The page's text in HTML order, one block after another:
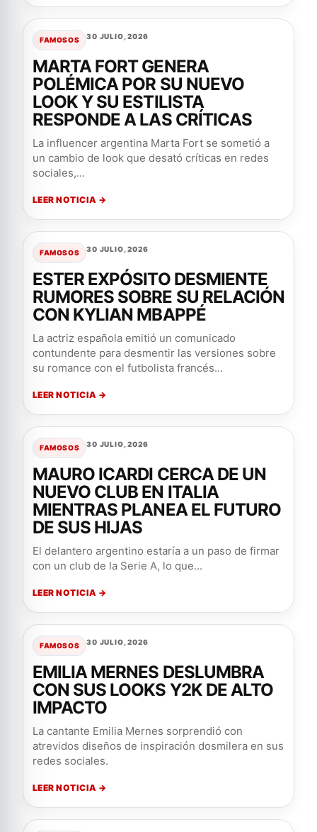
FAMOSOS 30 JULIO, 2026
MARTA FORT GENERA
POLÉMICA POR SU NUEVO
LOOK Y SU ESTILISTA
RESPONDE A LAS CRÍTICAS
La influencer argentina Marta Fort se sometió a
un cambio de look que desató críticas en redes
sociales,...
LEER NOTICIA →
FAMOSOS 30 JULIO, 2026
ESTER EXPÓSITO DESMIENTE
RUMORES SOBRE SU RELACIÓN
CON KYLIAN MBAPPÉ
La actriz española emitió un comunicado
contundente para desmentir las versiones sobre
su romance con el futbolista francés...
LEER NOTICIA →
FAMOSOS 30 JULIO, 2026
MAURO ICARDI CERCA DE UN
NUEVO CLUB EN ITALIA
MIENTRAS PLANEA EL FUTURO
DE SUS HIJAS
El delantero argentino estaría a un paso de firmar
con un club de la Serie A, lo que...
LEER NOTICIA →
FAMOSOS 30 JULIO, 2026
EMILIA MERNES DESLUMBRA
CON SUS LOOKS Y2K DE ALTO
IMPACTO
La cantante Emilia Mernes sorprendió con
atrevidos diseños de inspiración dosmilera en sus
redes sociales.
LEER NOTICIA →